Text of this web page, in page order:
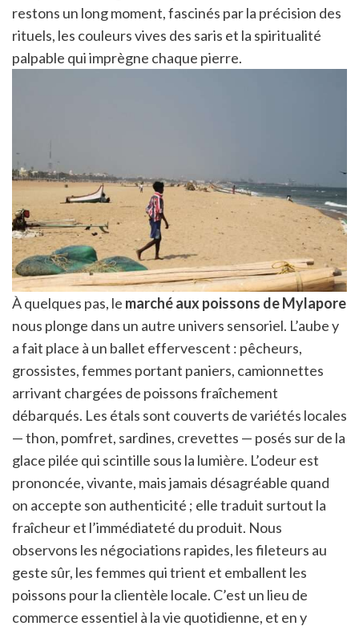
restons un long moment, fascinés par la précision des
rituels, les couleurs vives des saris et la spiritualité
palpable qui imprègne chaque pierre.
À quelques pas, le marché aux poissons de Mylapore
nous plonge dans un autre univers sensoriel. L’aube y
a fait place à un ballet effervescent : pêcheurs,
grossistes, femmes portant paniers, camionnettes
arrivant chargées de poissons fraîchement
débarqués. Les étals sont couverts de variétés locales
— thon, pomfret, sardines, crevettes — posés sur de la
glace pilée qui scintille sous la lumière. L’odeur est
prononcée, vivante, mais jamais désagréable quand
on accepte son authenticité ; elle traduit surtout la
fraîcheur et l’immédiateté du produit. Nous
observons les négociations rapides, les fileteurs au
geste sûr, les femmes qui trient et emballent les
poissons pour la clientèle locale. C’est un lieu de
commerce essentiel à la vie quotidienne, et en y